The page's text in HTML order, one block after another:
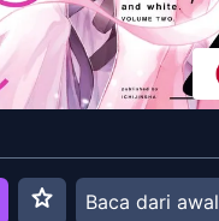
star Baca dari awal